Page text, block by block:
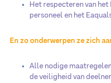
Het respecteren van
personeel en het
En zo onderwerpen ze zich
Alle nodige
de veiligheid van